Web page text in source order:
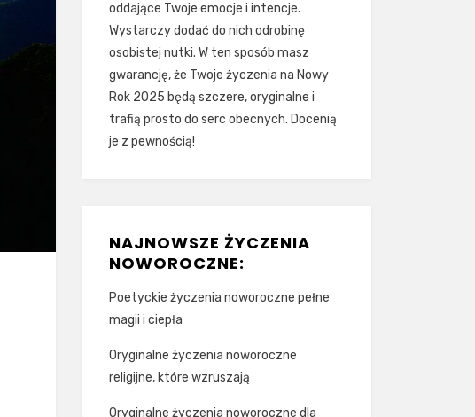
oddające Twoje emocje i intencje.
Wystarczy dodać do nich odrobinę
osobistej nutki. W ten sposób masz
gwarancję, że Twoje życzenia na Nowy
Rok 2025 będą szczere, oryginalne i
trafią prosto do serc obecnych. Docenią
je z pewnością!
NAJNOWSZE ŻYCZENIA
NOWOROCZNE:
Poetyckie życzenia noworoczne pełne
magii i ciepła
Oryginalne życzenia noworoczne
religijne, które wzruszają
Oryginalne życzenia noworoczne dla